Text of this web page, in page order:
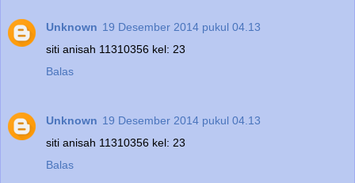
Unknown 19 Desember 2014 pukul 04.13
siti anisah 11310356 kel: 23
Balas
Unknown 19 Desember 2014 pukul 04.13
siti anisah 11310356 kel: 23
Balas